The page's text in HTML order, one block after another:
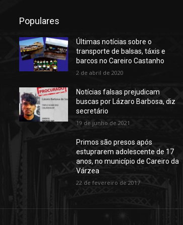
Populares
Últimas notícias sobre o
transporte de balsas, táxis e
barcos no Careiro Castanho
2 de abril de 2020
Notícias falsas prejudicam
buscas por Lázaro Barbosa, diz
secretário
19 de junho de 2021
Primos são presos após
estuprarem adolescente de 17
anos, no município de Careiro da
Várzea
22 de fevereiro de 2017